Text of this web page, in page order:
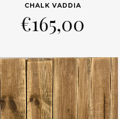
CHALK VADDIA
€165,00